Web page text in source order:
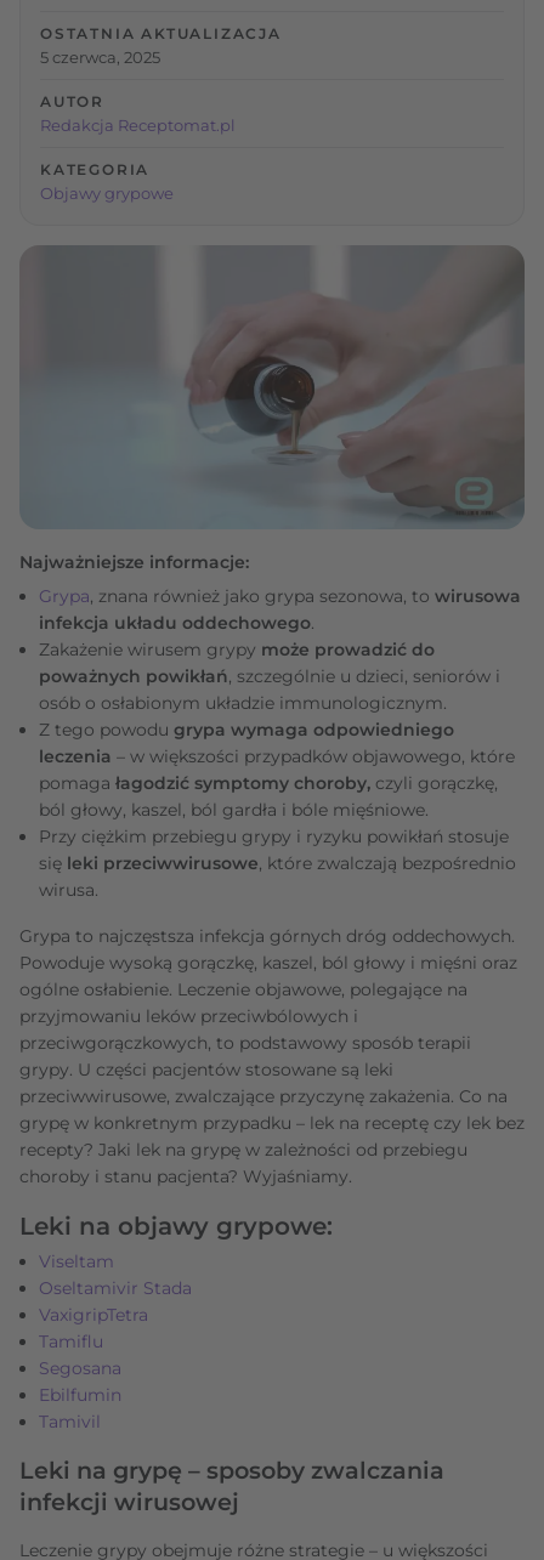
OSTATNIA AKTUALIZACJA
5 czerwca, 2025
AUTOR
Redakcja Receptomat.pl
KATEGORIA
Objawy grypowe
Najważniejsze informacje:
Grypa, znana również jako grypa sezonowa, to wirusowa
infekcja układu oddechowego.
Zakażenie wirusem grypy może prowadzić do
poważnych powikłań, szczególnie u dzieci, seniorów i
osób o osłabionym układzie immunologicznym.
Z tego powodu grypa wymaga odpowiedniego
leczenia – w większości przypadków objawowego, które
pomaga łagodzić symptomy choroby, czyli gorączkę,
ból głowy, kaszel, ból gardła i bóle mięśniowe.
Przy ciężkim przebiegu grypy i ryzyku powikłań stosuje
się leki przeciwwirusowe, które zwalczają bezpośrednio
wirusa.
Grypa to najczęstsza infekcja górnych dróg oddechowych.
Powoduje wysoką gorączkę, kaszel, ból głowy i mięśni oraz
ogólne osłabienie. Leczenie objawowe, polegające na
przyjmowaniu leków przeciwbólowych i
przeciwgorączkowych, to podstawowy sposób terapii
grypy. U części pacjentów stosowane są leki
przeciwwirusowe, zwalczające przyczynę zakażenia. Co na
grypę w konkretnym przypadku – lek na receptę czy lek bez
recepty? Jaki lek na grypę w zależności od przebiegu
choroby i stanu pacjenta? Wyjaśniamy.
Leki na objawy grypowe:
Viseltam
Oseltamivir Stada
VaxigripTetra
Tamiflu
Segosana
Ebilfumin
Tamivil
Leki na grypę – sposoby zwalczania
infekcji wirusowej
Leczenie grypy obejmuje różne strategie – u większości